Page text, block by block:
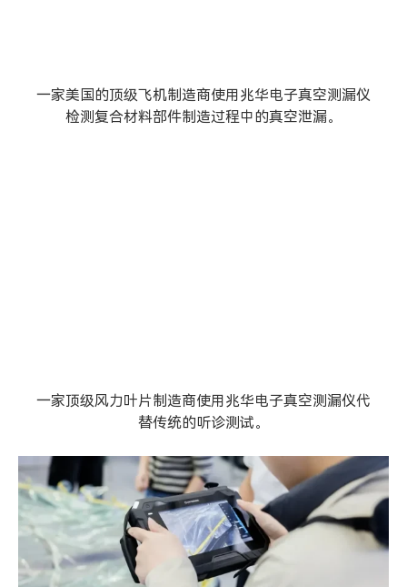
一家美国的顶级飞机制造商使用兆华电子真空测漏仪
检测复合材料部件制造过程中的真空泄漏。
一家顶级风力叶片制造商使用兆华电子真空测漏仪代
替传统的听诊测试。